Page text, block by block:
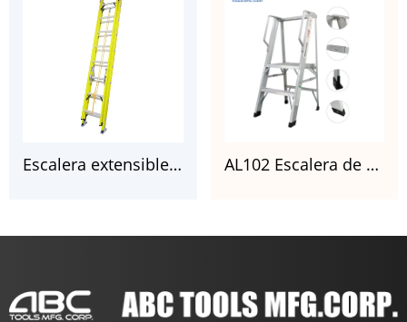
Escalera extensible de fibra de vidrio tipo IA con certificado CSA AL102 Escalera de plataforma de aluminio con estantes y escaleras plegables de aluminio